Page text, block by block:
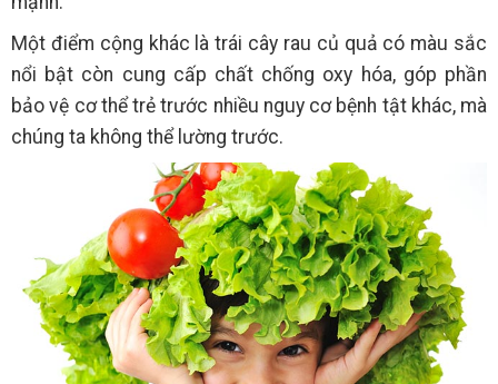
Một điểm cộng khác là trái cây rau củ quả có màu sắc
nổi bật còn cung cấp chất chống oxy hóa, góp phần
bảo vệ cơ thể trẻ trước nhiều nguy cơ bệnh tật khác, mà
chúng ta không thể lường trước.